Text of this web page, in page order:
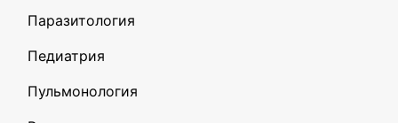
Паразитология
Педиатрия
Пульмонология